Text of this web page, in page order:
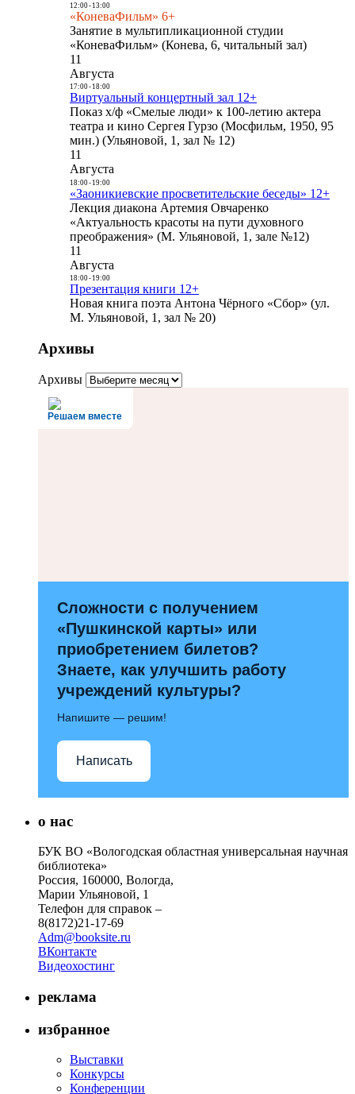
12:00- 13:00
«КоневаФильм» 6+
Занятие в мультипликационной студии
«КоневаФильм» (Конева, 6, читальный зал)
11
Августа
17:00- 18:00
Виртуальный концертный зал 12+
Показ х/ф «Смелые люди» к 100-летию актера
театра и кино Сергея Гурзо (Мосфильм, 1950, 95
мин.) (Ульяновой, 1, зал № 12)
11
Августа
18:00- 19:00
«Заоникиевские просветительские беседы» 12+
Лекция диакона Артемия Овчаренко
«Актуальность красоты на пути духовного
преображения» (М. Ульяновой, 1, зале №12)
11
Августа
18:00- 19:00
Презентация книги 12+
Новая книга поэта Антона Чёрного «Сбор» (ул.
М. Ульяновой, 1, зал № 20)
Архивы
Архивы
Решаем вместе
Сложности с получением
«Пушкинской карты» или
приобретением билетов?
Знаете, как улучшить работу
учреждений культуры?
Напишите — решим!
Написать
о нас
БУК ВО «Вологодская областная универсальная научная
библиотека»
Россия, 160000, Вологда,
Марии Ульяновой, 1
Телефон для справок –
8(8172)21-17-69
Adm@booksite.ru
ВКонтакте
Видеохостинг
реклама
избранное
Выставки
Конкурсы
Конференции